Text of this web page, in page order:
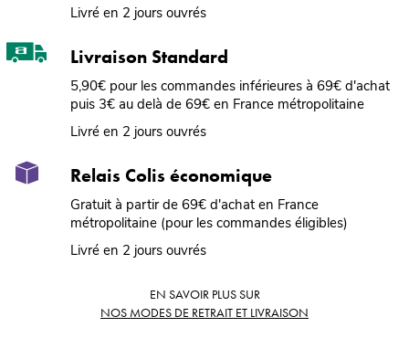
Livré en 2 jours ouvrés
Livraison Standard
5,90€ pour les commandes inférieures à 69€ d'achat
puis 3€ au delà de 69€ en France métropolitaine
Livré en 2 jours ouvrés
Relais Colis économique
Gratuit à partir de 69€ d'achat en France
métropolitaine (pour les commandes éligibles)
Livré en 2 jours ouvrés
EN SAVOIR PLUS SUR
NOS MODES DE RETRAIT ET LIVRAISON